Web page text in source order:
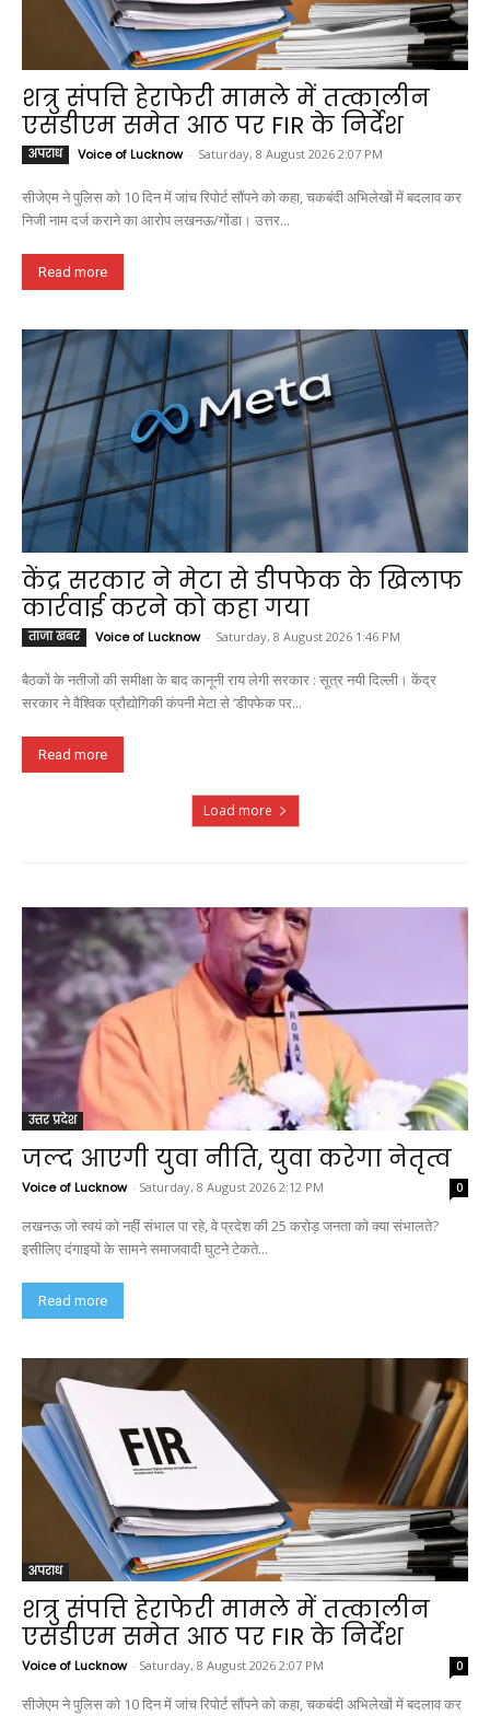
शत्रु संपत्ति हेराफेरी मामले में तत्कालीन
एसडीएम समेत आठ पर FIR के निर्देश
अपराध Voice of Lucknow - Saturday, 8 August 2026 2:07 PM
सीजेएम ने पुलिस को 10 दिन में जांच रिपोर्ट सौंपने को कहा, चकबंदी अभिलेखों में बदलाव कर
निजी नाम दर्ज कराने का आरोप लखनऊ/गोंडा। उत्तर...
Read more
केंद्र सरकार ने मेटा से डीपफेक के खिलाफ
कार्रवाई करने को कहा गया
ताजा खबर Voice of Lucknow - Saturday, 8 August 2026 1:46 PM
बैठकों के नतीजों की समीक्षा के बाद कानूनी राय लेगी सरकार : सूत्र नयी दिल्ली। केंद्र
सरकार ने वैश्विक प्रौद्योगिकी कंपनी मेटा से ‘डीपफेक पर...
Read more
Load more
उत्तर प्रदेश
जल्द आएगी युवा नीति, युवा करेगा नेतृत्व
Voice of Lucknow - Saturday, 8 August 2026 2:12 PM 0
लखनऊ जो स्वयं को नहीं संभाल पा रहे, वे प्रदेश की 25 करोड़ जनता को क्या संभालते?
इसीलिए दंगाइयों के सामने समाजवादी घुटने टेकते...
Read more
अपराध
शत्रु संपत्ति हेराफेरी मामले में तत्कालीन
एसडीएम समेत आठ पर FIR के निर्देश
Voice of Lucknow - Saturday, 8 August 2026 2:07 PM 0
सीजेएम ने पुलिस को 10 दिन में जांच रिपोर्ट सौंपने को कहा, चकबंदी अभिलेखों में बदलाव कर